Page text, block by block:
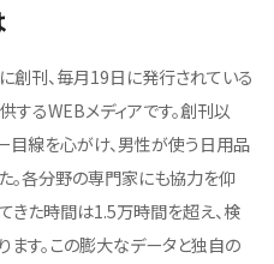
刊、毎月19日に発行されている
るWEBメディアです。創刊以
目線を心がけ、男性が使う日用品
。各分野の専門家にも協力を仰
きた時間は1.5万時間を超え、検
す。この膨大なデータと独自の